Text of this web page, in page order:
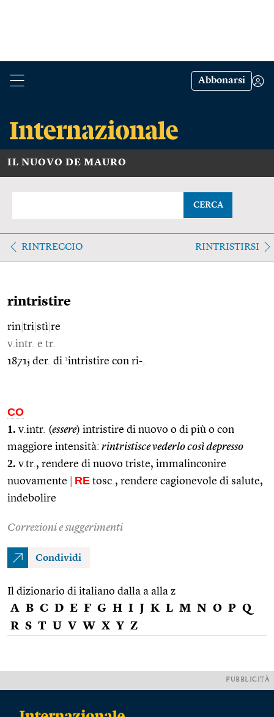
Abbonarsi
IL NUOVO DE MAURO
CERCA
RINTRECCIO RINTRISTIRSI
rintristire
rin tri stì re
v.intr. e tr.
1871; der. di 1intristire con ri-.
CO
1. v.intr. (essere) intristire di nuovo o di più o con
maggiore intensità: rintristisce vederlo così depresso
2. v.tr., rendere di nuovo triste, immalinconire
nuovamente
RE tosc., rendere cagionevole di salute,
indebolire
Correzioni e suggerimenti
Condividi
Il dizionario di italiano dalla a alla z
A B C D E F G H I J K L M N O P Q
R S T U V W X Y Z
PUBBLICITÀ